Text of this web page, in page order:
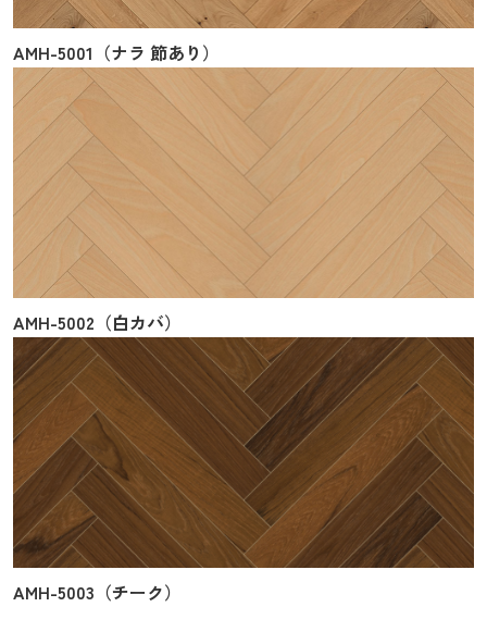
AMH-5001（ナラ 節あり）
AMH-5002（白カバ）
AMH-5003（チーク）